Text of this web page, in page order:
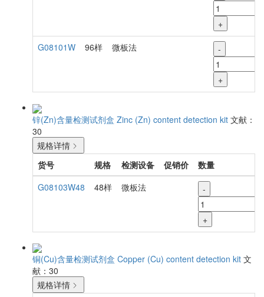
+
G08101W
96样 微板法 -
+
锌(Zn)含量检测试剂盒 Zinc (Zn) content detection kit 文献：
30
规格详情
货号
规格 检测设备 促销价
数量
G08103W48
48样 微板法 -
+
铜(Cu)含量检测试剂盒 Copper (Cu) content detection kit 文
献：30
规格详情